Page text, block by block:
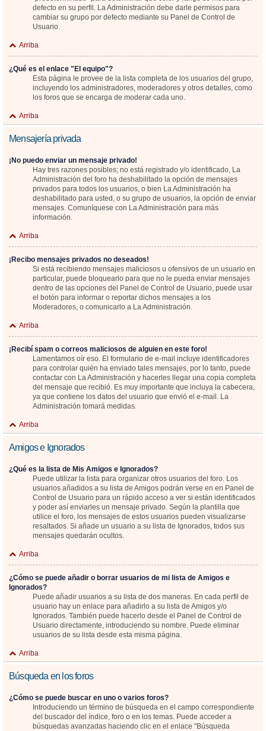
defecto en su perfil. La Administración debe darle permisos para
cambiar su grupo por defecto mediante su Panel de Control de
Usuario.
Arriba
¿Qué es el enlace "El equipo"?
Esta página le provee de la lista completa de los usuarios del grupo,
incluyendo los administradores, moderadores y otros detalles, como
los foros que se encarga de moderar cada uno.
Arriba
Mensajería privada
¡No puedo enviar un mensaje privado!
Hay tres razones posibles; no está registrado y/o identificado, La
Administración del foro ha deshabilitado la opción de mensajes
privados para todos los usuarios, o bien La Administración ha
deshabilitado para usted, o su grupo de usuarios, la opción de enviar
mensajes. Comuníquese con La Administración para más
información.
Arriba
¡Recibo mensajes privados no deseados!
Si está recibiendo mensajes maliciosos u ofensivos de un usuario en
particular, puede bloquearlo para que no le pueda enviar mensajes
dentro de las opciones del Panel de Control de Usuario, puede usar
el botón para informar o reportar dichos mensajes a los
Moderadores, o comunicarlo a La Administración.
Arriba
¡Recibí spam o correos maliciosos de alguien en este foro!
Lamentamos oír eso. El formulario de e-mail incluye identificadores
para controlar quién ha enviado tales mensajes, por lo tanto, puede
contactar con La Administración y hacerles llegar una copia completa
del mensaje que recibió. Es muy importante que incluya la cabecera,
ya que contiene los datos del usuario que envió el e-mail. La
Administración tomará medidas.
Arriba
Amigos e Ignorados
¿Qué es la lista de Mis Amigos e Ignorados?
Puede utilizar la lista para organizar otros usuarios del foro. Los
usuarios añadidos a su lista de Amigos podrán verse en en Panel de
Control de Usuario para un rápido acceso a ver si están identificados
y poder así enviarles un mensaje privado. Según la plantilla que
utilice el foro, los mensajes de estos usuarios pueden visualizarse
resaltados. Si añade un usuario a su lista de Ignorados, todos sus
mensajes quedarán ocultos.
Arriba
¿Cómo se puede añadir o borrar usuarios de mi lista de Amigos e
Ignorados?
Puede añadir usuarios a su lista de dos maneras. En cada perfil de
usuario hay un enlace para añadirlo a su lista de Amigos y/o
Ignorados. También puede hacerlo desde el Panel de Control de
Usuario directamente, introduciendo su nombre. Puede eliminar
usuarios de su lista desde esta misma página.
Arriba
Búsqueda en los foros
¿Cómo se puede buscar en uno o varios foros?
Introduciendo un término de búsqueda en el campo correspondiente
del buscador del índice, foro o en los temas. Puede acceder a
búsquedas avanzadas haciendo clic en el enlace "Búsqueda